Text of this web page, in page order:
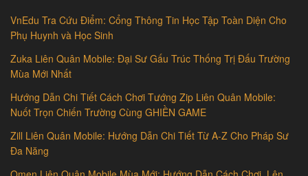
VnEdu Tra Cứu Điểm: Cổng Thông Tin Học Tập Toàn Diện Cho
Phụ Huynh và Học Sinh
Zuka Liên Quân Mobile: Đại Sư Gấu Trúc Thống Trị Đấu Trường
Mùa Mới Nhất
Hướng Dẫn Chi Tiết Cách Chơi Tướng Zip Liên Quân Mobile:
Nuốt Trọn Chiến Trường Cùng GHIỀN GAME
Zill Liên Quân Mobile: Hướng Dẫn Chi Tiết Từ A-Z Cho Pháp Sư
Đa Năng